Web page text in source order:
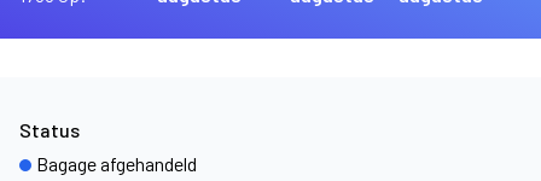
Status
Bagage afgehandeld